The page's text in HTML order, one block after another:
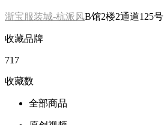
浙宝服装城-杭派风B馆2楼2通道125号
收藏品牌
717
收藏数
全部商品